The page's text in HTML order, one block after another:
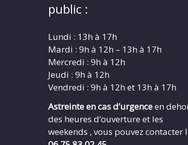
public :
Lundi : 13h à 17h
Mardi : 9h à 12h – 13h à 17h
Mercredi : 9h à 12h
Jeudi : 9h à 12h
Vendredi : 9h à 12h et 13h à 17h
Astreinte en cas d’urgenceen
des heures d’ouverture et les
weekends , vous pouvez contacter